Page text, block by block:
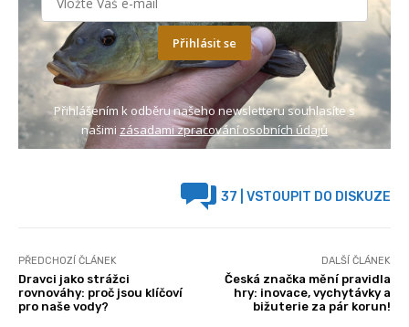
Přihlásit se
Přihlášením k odběru našeho newsletteru souhlasíte s
našimi zásadami zpracování osobních údajů
37 | VSTOUPIT DO DISKUZE
PŘEDCHOZÍ ČLÁNEK
Dravci jako strážci
rovnováhy: proč jsou klíčoví
pro naše vody?
DALŠÍ ČLÁNEK
Česká značka mění pravidla
hry: inovace, vychytávky a
bižuterie za pár korun!